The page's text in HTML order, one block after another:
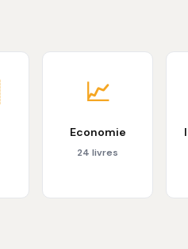
📈
Economie
24 livres